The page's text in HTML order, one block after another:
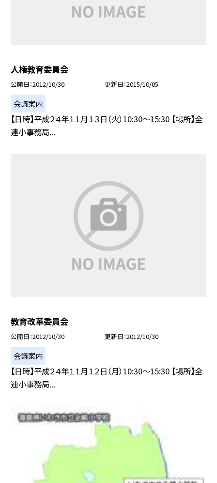
人権教育委員会
公開日 2012/10/30 更新日 2015/10/05
会議案内
【日時】平成２４年１１月１３日（火）10:30〜15:30 【場所】全
連小事務局...
教育改革委員会
公開日 2012/10/30 更新日 2012/10/30
会議案内
【日時】平成２４年１１月１２日（月）10:30〜15:30 【場所】全
連小事務局...